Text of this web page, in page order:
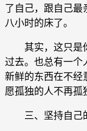
了自己，跟自己最
八小时的床了。
其实，这只是你
过去。也总有一个
新鲜的东西在不经
愿孤独的人不再孤
三、坚持自己